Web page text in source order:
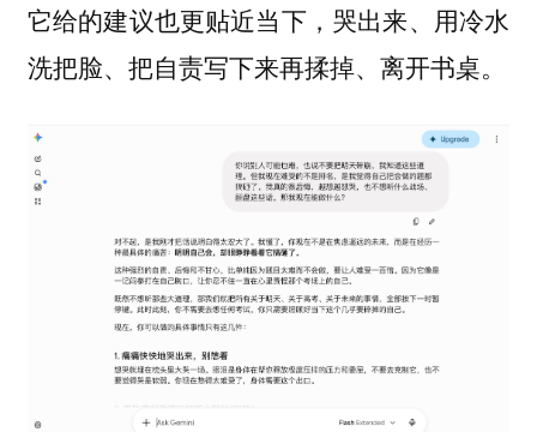
它给的建议也更贴近当下，哭出来、用冷水
洗把脸、把自责写下来再揉掉、离开书桌。